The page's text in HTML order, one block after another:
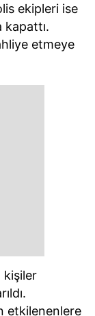
ekipleri ise
kapattı.
etmeye
kişiler
etkilenenlere